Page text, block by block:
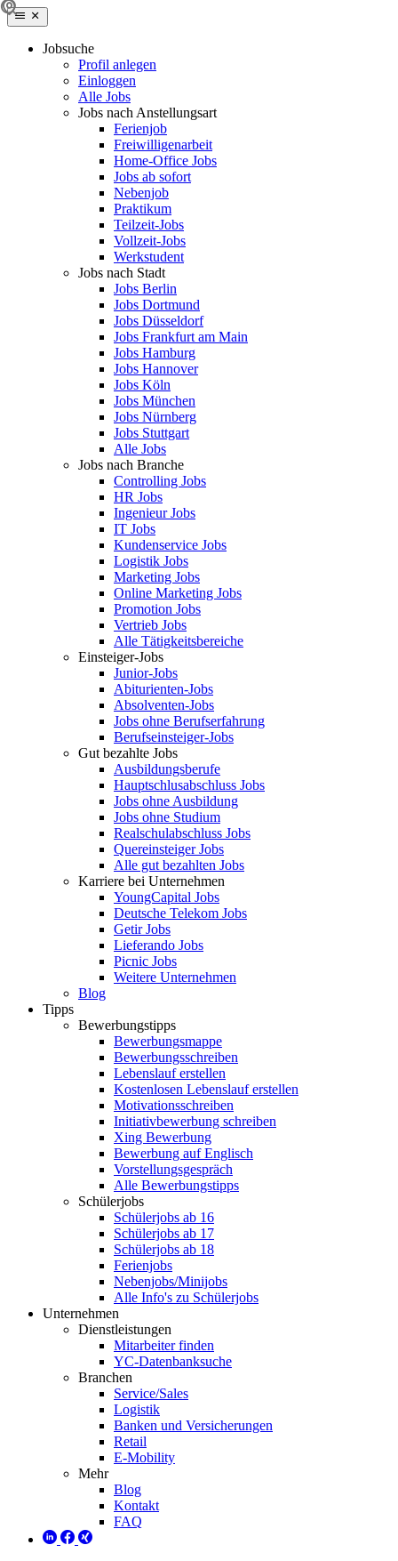
Jobsuche
Profil anlegen
Einloggen
Alle Jobs
Jobs nach Anstellungsart
Ferienjob
Freiwilligenarbeit
Home-Office Jobs
Jobs ab sofort
Nebenjob
Praktikum
Teilzeit-Jobs
Vollzeit-Jobs
Werkstudent
Jobs nach Stadt
Jobs Berlin
Jobs Dortmund
Jobs Düsseldorf
Jobs Frankfurt am Main
Jobs Hamburg
Jobs Hannover
Jobs Köln
Jobs München
Jobs Nürnberg
Jobs Stuttgart
Alle Jobs
Jobs nach Branche
Controlling Jobs
HR Jobs
Ingenieur Jobs
IT Jobs
Kundenservice Jobs
Logistik Jobs
Marketing Jobs
Online Marketing Jobs
Promotion Jobs
Vertrieb Jobs
Alle Tätigkeitsbereiche
Einsteiger-Jobs
Junior-Jobs
Abiturienten-Jobs
Absolventen-Jobs
Jobs ohne Berufserfahrung
Berufseinsteiger-Jobs
Gut bezahlte Jobs
Ausbildungsberufe
Hauptschlusabschluss Jobs
Jobs ohne Ausbildung
Jobs ohne Studium
Realschulabschluss Jobs
Quereinsteiger Jobs
Alle gut bezahlten Jobs
Karriere bei Unternehmen
YoungCapital Jobs
Deutsche Telekom Jobs
Getir Jobs
Lieferando Jobs
Picnic Jobs
Weitere Unternehmen
Blog
Tipps
Bewerbungstipps
Bewerbungsmappe
Bewerbungsschreiben
Lebenslauf erstellen
Kostenlosen Lebenslauf erstellen
Motivationsschreiben
Initiativbewerbung schreiben
Xing Bewerbung
Bewerbung auf Englisch
Vorstellungsgespräch
Alle Bewerbungstipps
Schülerjobs
Schülerjobs ab 16
Schülerjobs ab 17
Schülerjobs ab 18
Ferienjobs
Nebenjobs/Minijobs
Alle Info's zu Schülerjobs
Unternehmen
Dienstleistungen
Mitarbeiter finden
YC-Datenbanksuche
Branchen
Service/Sales
Logistik
Banken und Versicherungen
Retail
E-Mobility
Mehr
Blog
Kontakt
FAQ